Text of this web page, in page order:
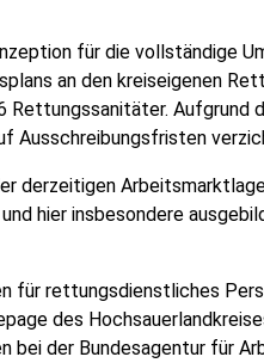
für die vollständige
an den kreiseigenen
Rettungssanitäter. Aufgrund
Ausschreibungsfristen
derzeitigen
hier insbesondere
für rettungsdienstliches
des
bei der Bundesagentur für